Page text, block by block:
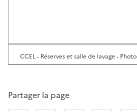
CCEL - Réserves et salle de lavage -
Partager la page